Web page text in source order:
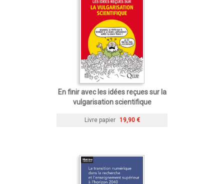
En finir avec les idées reçues sur la
vulgarisation scientifique
Livre papier 19,90 €